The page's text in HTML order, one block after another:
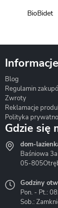
BioBidet
Hydrostop
Informacje
Blog
Regulamin
Zwroty
Reklamacje
Polityka
Gdzie się
dom-
Baśniowa 3a
05-805
Godziny
Pon. - Pt.:
Sob.: